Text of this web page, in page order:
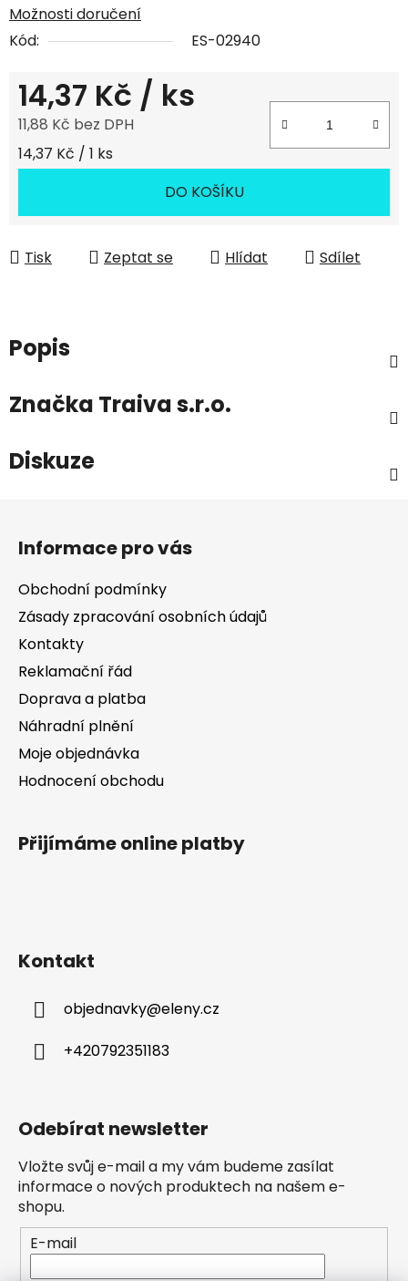
Možnosti doručení
Kód:
ES-02940
14,37 Kč / ks
11,88 Kč bez DPH
Měrná cena:
14,37 Kč / 1 ks
DO KOŠÍKU
Tisk Zeptat se Hlídat Sdílet
Popis
Značka Traiva s.r.o.
Diskuze
Informace pro vás
Obchodní podmínky
Zásady zpracování osobních údajů
Kontakty
Reklamační řád
Doprava a platba
Náhradní plnění
Moje objednávka
Hodnocení obchodu
Přijímáme online platby
Kontakt
objednavky@eleny.cz
+420792351183
Odebírat newsletter
Vložte svůj e-mail a my vám budeme zasílat
informace o nových produktech na našem e-
shopu.
E-mail